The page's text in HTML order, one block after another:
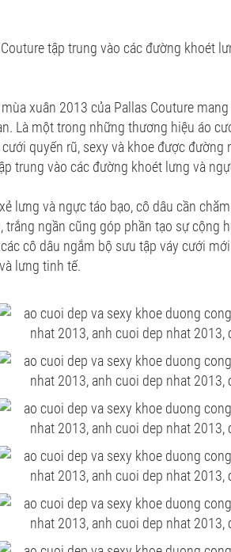
tập trung vào các đường khoét
xuân 2013 của Pallas Couture
Là một trong những thương hiệu áo
quyến rũ, sexy và khoe được
trung vào các đường khoét lưng và
lưng và ngực táo bạo, cô dâu cần
trắng ngần cũng góp phần tạo sự cộng
cô dâu ngắm bộ sưu tập váy cưới
lưng tinh tế.